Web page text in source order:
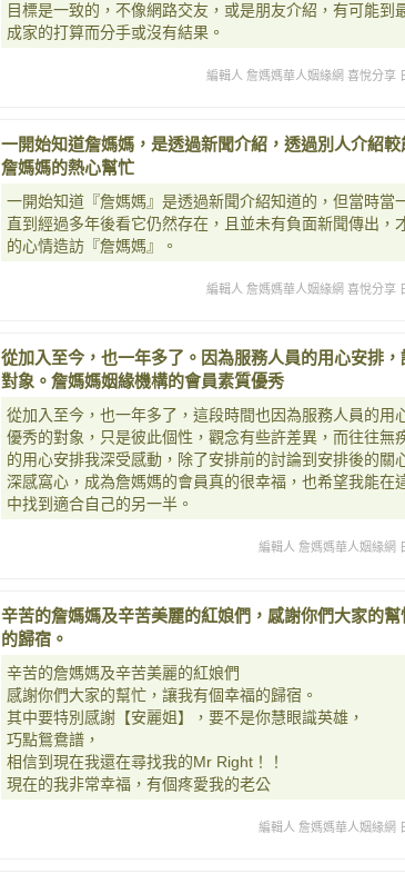
目標是一致的，不像網路交友，或是朋友介紹，有可能到
成家的打算而分手或沒有結果。
編輯人 詹媽媽華人姻緣網 喜悅分享
一開始知道詹媽媽，是透過新聞介紹，透過別人介紹
詹媽媽的熱心幫忙
一開始知道『詹媽媽』是透過新聞介紹知道的，但當時當
直到經過多年後看它仍然存在，且並未有負面新聞傳出，
的心情造訪『詹媽媽』。
編輯人 詹媽媽華人姻緣網 喜悅分享
從加入至今，也一年多了。因為服務人員的用心安排
對象。詹媽媽姻緣機構的會員素質優秀
從加入至今，也一年多了，這段時間也因為服務人員的用
優秀的對象，只是彼此個性，觀念有些許差異，而往往無
的用心安排我深受感動，除了安排前的討論到安排後的關
深感窩心，成為詹媽媽的會員真的很幸福，也希望我能在
中找到適合自己的另一半。
編輯人 詹媽媽華人姻緣網
辛苦的詹媽媽及辛苦美麗的紅娘們，感謝你們大家的
的歸宿。
辛苦的詹媽媽及辛苦美麗的紅娘們
感謝你們大家的幫忙，讓我有個幸福的歸宿。
其中要特別感謝【安麗姐】，要不是你慧眼識英雄，
巧點鴛鴦譜，
相信到現在我還在尋找我的Mr Right！！
現在的我非常幸福，有個疼愛我的老公
編輯人 詹媽媽華人姻緣網